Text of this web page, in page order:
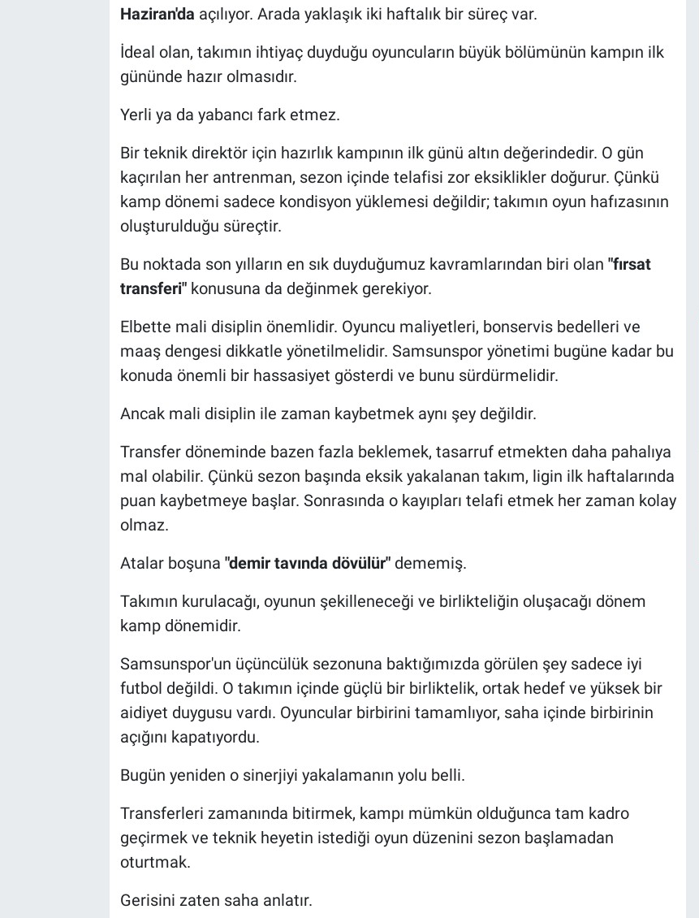
Haziran'da açılıyor. Arada yaklaşık iki haftalık bir süreç var.
İdeal olan, takımın ihtiyaç duyduğu oyuncuların büyük bölümünün kampın ilk
gününde hazır olmasıdır.
Yerli ya da yabancı fark etmez.
Bir teknik direktör için hazırlık kampının ilk günü altın değerindedir. O gün
kaçırılan her antrenman, sezon içinde telafisi zor eksiklikler doğurur. Çünkü
kamp dönemi sadece kondisyon yüklemesi değildir; takımın oyun hafızasının
oluşturulduğu süreçtir.
Bu noktada son yılların en sık duyduğumuz kavramlarından biri olan "fırsat
transferi"konusuna da değinmek gerekiyor.
Elbette mali disiplin önemlidir. Oyuncu maliyetleri, bonservis bedelleri ve
maaş dengesi dikkatle yönetilmelidir. Samsunspor yönetimi bugüne kadar bu
konuda önemli bir hassasiyet gösterdi ve bunu sürdürmelidir.
Ancak mali disiplin ile zaman kaybetmek aynı şey değildir.
Transfer döneminde bazen fazla beklemek, tasarruf etmekten daha pahalıya
mal olabilir. Çünkü sezon başında eksik yakalanan takım, ligin ilk haftalarında
puan kaybetmeye başlar. Sonrasında o kayıpları telafi etmek her zaman kolay
olmaz.
Atalar boşuna "demir tavında dövülür"dememiş.
Takımın kurulacağı, oyunun şekilleneceği ve birlikteliğin oluşacağı dönem
kamp dönemidir.
Samsunspor'un üçüncülük sezonuna baktığımızda görülen şey sadece iyi
futbol değildi. O takımın içinde güçlü bir birliktelik, ortak hedef ve yüksek bir
aidiyet duygusu vardı. Oyuncular birbirini tamamlıyor, saha içinde birbirinin
açığını kapatıyordu.
Bugün yeniden o sinerjiyi yakalamanın yolu belli.
Transferleri zamanında bitirmek, kampı mümkün olduğunca tam kadro
geçirmek ve teknik heyetin istediği oyun düzenini sezon başlamadan
oturtmak.
Gerisini zaten saha anlatır.